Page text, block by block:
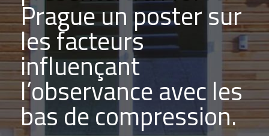
Prague un poster sur
les facteurs
influençant
l’observance avec les
bas de compression.